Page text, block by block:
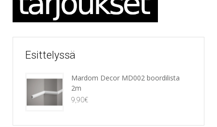
Esittelyssä
Mardom Decor MD002 boordilista
2m
9,90€